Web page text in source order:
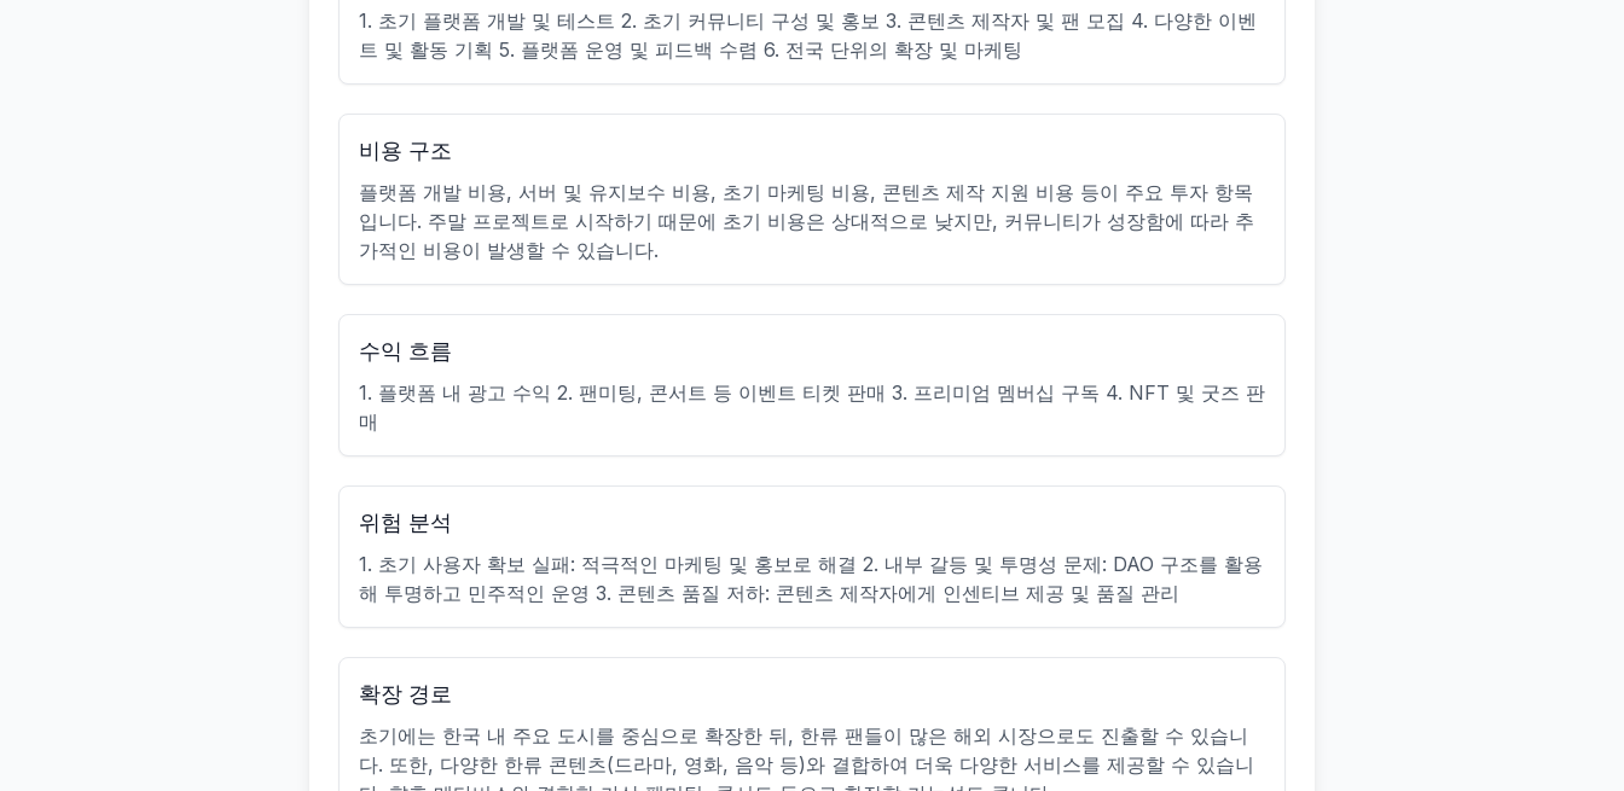
1. 초기 플랫폼 개발 및 테스트 2. 초기 커뮤니티 구성 및 홍보 3. 콘텐츠 제작자 및 팬 모집 4. 다양한 이벤
트 및 활동 기획 5. 플랫폼 운영 및 피드백 수렴 6. 전국 단위의 확장 및 마케팅
비용 구조
플랫폼 개발 비용, 서버 및 유지보수 비용, 초기 마케팅 비용, 콘텐츠 제작 지원 비용 등이 주요 투자 항목
입니다. 주말 프로젝트로 시작하기 때문에 초기 비용은 상대적으로 낮지만, 커뮤니티가 성장함에 따라 추
가적인 비용이 발생할 수 있습니다.
수익 흐름
1. 플랫폼 내 광고 수익 2. 팬미팅, 콘서트 등 이벤트 티켓 판매 3. 프리미엄 멤버십 구독 4. NFT 및 굿즈 판
매
위험 분석
1. 초기 사용자 확보 실패: 적극적인 마케팅 및 홍보로 해결 2. 내부 갈등 및 투명성 문제: DAO 구조를 활용
해 투명하고 민주적인 운영 3. 콘텐츠 품질 저하: 콘텐츠 제작자에게 인센티브 제공 및 품질 관리
확장 경로
초기에는 한국 내 주요 도시를 중심으로 확장한 뒤, 한류 팬들이 많은 해외 시장으로도 진출할 수 있습니
다. 또한, 다양한 한류 콘텐츠(드라마, 영화, 음악 등)와 결합하여 더욱 다양한 서비스를 제공할 수 있습니